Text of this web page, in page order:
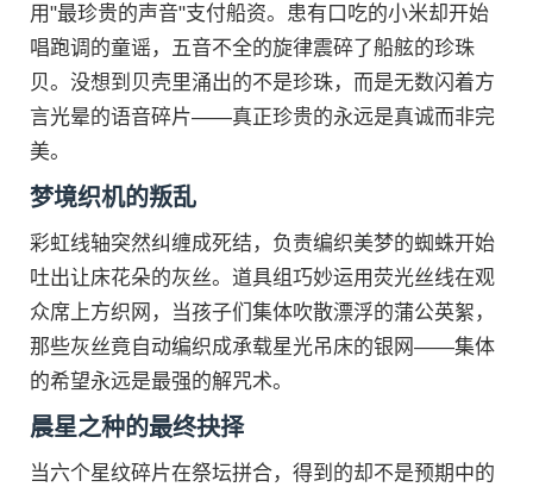
用"最珍贵的声音"支付船资。患有口吃的小米却开始
唱跑调的童谣，五音不全的旋律震碎了船舷的珍珠
贝。没想到贝壳里涌出的不是珍珠，而是无数闪着方
言光晕的语音碎片——真正珍贵的永远是真诚而非完
美。
梦境织机的叛乱
彩虹线轴突然纠缠成死结，负责编织美梦的蜘蛛开始
吐出让床花朵的灰丝。道具组巧妙运用荧光丝线在观
众席上方织网，当孩子们集体吹散漂浮的蒲公英絮，
那些灰丝竟自动编织成承载星光吊床的银网——集体
的希望永远是最强的解咒术。
晨星之种的最终抉择
当六个星纹碎片在祭坛拼合，得到的却不是预期中的